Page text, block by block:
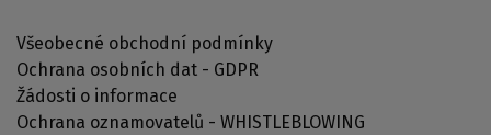
Všeobecné obchodní podmínky
Ochrana osobních dat - GDPR
Žádosti o informace
Ochrana oznamovatelů - WHISTLEBLOWING